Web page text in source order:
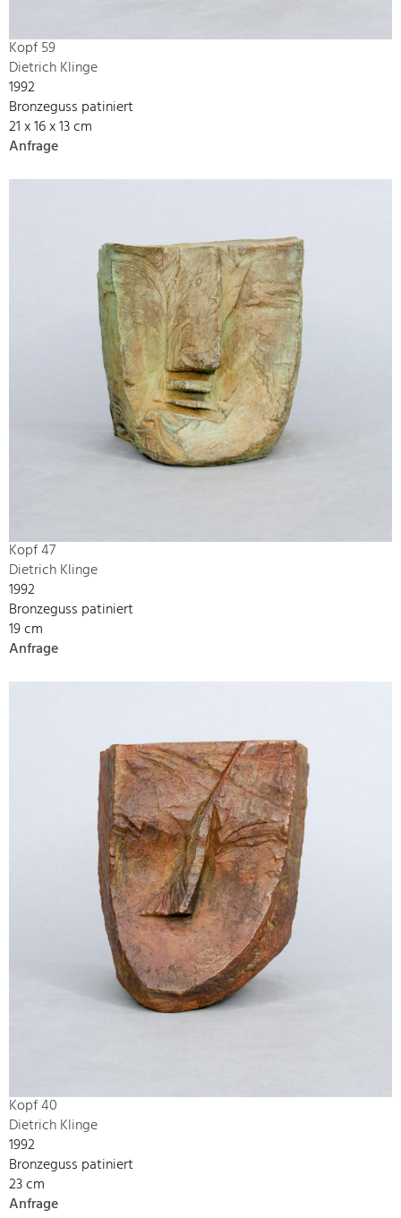
Kopf 59
Dietrich Klinge
1992
Bronzeguss patiniert
21 x 16 x 13 cm
Anfrage
Kopf 47
Dietrich Klinge
1992
Bronzeguss patiniert
19 cm
Anfrage
Kopf 40
Dietrich Klinge
1992
Bronzeguss patiniert
23 cm
Anfrage